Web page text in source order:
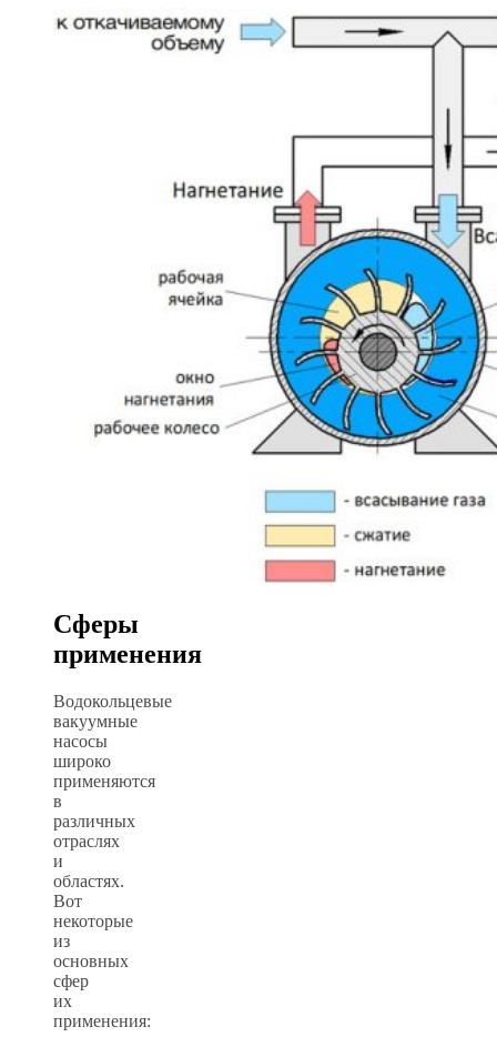
Сферы
применения
Водокольцевые
вакуумные
насосы
широко
применяются
в
различных
отраслях
и
областях.
Вот
некоторые
из
основных
сфер
их
применения: